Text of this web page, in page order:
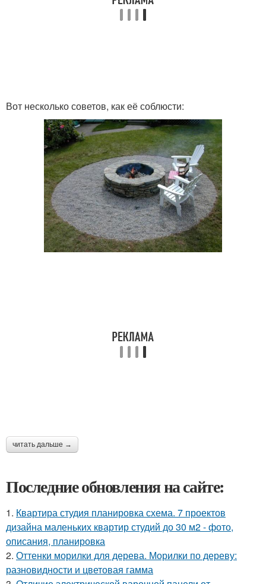
Вот несколько советов, как её соблюсти:
читать дальше →
Последние обновления на сайте:
1. Квартира студия планировка схема. 7 проектов
дизайна маленьких квартир студий до 30 м2 - фото,
описания, планировка
2. Оттенки морилки для дерева. Морилки по дереву:
разновидности и цветовая гамма